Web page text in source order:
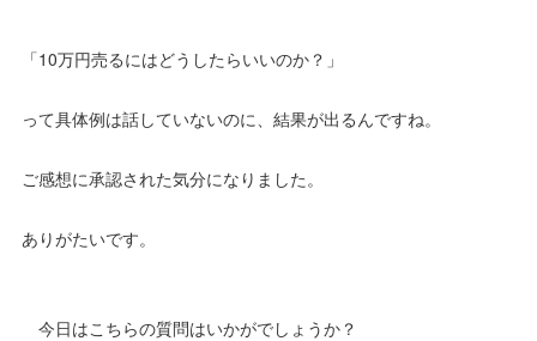
「10万円売るにはどうしたらいいのか？」
って具体例は話していないのに、結果が出るんですね。
ご感想に承認された気分になりました。
ありがたいです。
今日はこちらの質問はいかがでしょうか？